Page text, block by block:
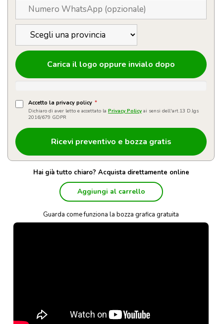
Carica il logo oppure invialo dopo
Accetto la privacy policy *
Dichiaro di aver letto e accettato la Privacy Policy ai sensi dell'art.13 D.lgs
2016/679 GDPR
Hai già tutto chiaro? Acquista direttamente online
Aggiungi al carrello
Guarda come funziona la bozza grafica gratuita